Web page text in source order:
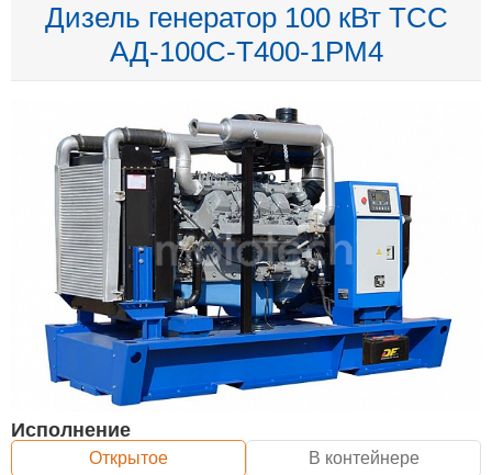
Дизель генератор 100 кВт ТСС
АД-100С-Т400-1РМ4
Исполнение
Открытое В контейнере